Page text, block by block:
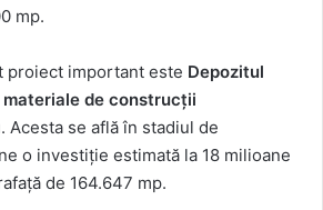
mp.
proiect important este Depozitul
de construcții
Acesta se află în stadiul de
o investiție estimată la 18 milioane
de 164.647 mp.